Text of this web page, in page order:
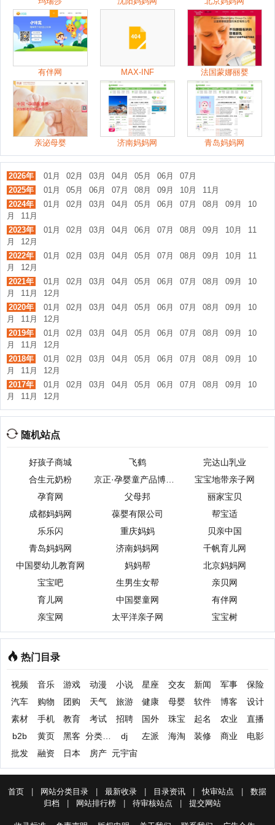
有伴网 MAX-INF 法国蒙娜丽婴
亲泌母婴 济南妈妈网 青岛妈妈网
2026年 01月 02月 03月 04月 05月 06月
07月
2025年
01月 05月 06月 07月 08月 09月 10月
11月
2024年
01月 02月 03月 04月 05月 06月 07月 08月 09月
10
月
11月
2023年
01月 02月 03月 04月 06月 07月 08月 09月 10月
11
月
12月
2022年
01月 02月 03月 04月 05月 07月 08月 09月 10月
11
月
12月
2021年
01月 02月 03月 04月 05月 06月 07月 08月 09月
10
月
11月
12月
2020年
01月 02月 03月 04月 05月 06月 07月 08月 09月
10
月
11月
12月
2019年
01月 02月 03月 04月 05月 06月 07月 08月 09月
10
月
11月
12月
2018年
01月 02月 03月 04月 05月 06月 07月 08月 09月
10
月
11月
12月
2017年
01月 02月 03月 04月 05月 06月 07月 08月 09月
10
月
11月 12月
随机站点
好孩子商城 飞鹤
完达山乳业
合生元奶粉
京正·孕婴童产品博览会
宝宝地带亲子网
孕育网
父母邦
丽家宝贝
成都妈妈网
葆婴有限公司
帮宝适
乐乐闪
重庆妈妈
贝亲中国
青岛妈妈网
济南妈妈网
千帆育儿网
中国婴幼儿教育网
妈妈帮
北京妈妈网
宝宝吧
生男生女帮
亲贝网
育儿网
中国婴童网
有伴网
亲宝网
太平洋亲子网 宝宝树
热门目录
视频 音乐 游戏 动漫 小说 星座 交友 新闻 军事
保险
汽车
购物 团购 天气 旅游 健康 母婴 软件 博客
设计
素材
手机 教育 考试 招聘 国外 珠宝 起名 农业
直播
b2b
黄页 黑客 分类信息 dj 左派 海淘 装修 商业
电影
批发
融资 日本 房产 元宇宙
首页 网站分类目录 最新收录 目录资讯 快审站点
数据
归档
网站排行榜 待审核站点 提交网站